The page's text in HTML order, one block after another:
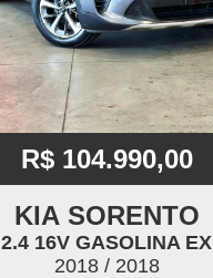
R$ 104.990,00
KIA SORENTO
2.4 16V GASOLINA EX
2018 / 2018